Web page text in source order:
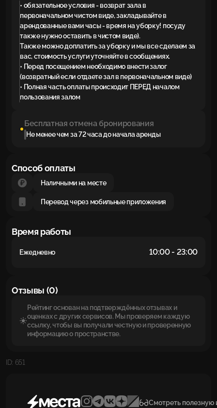
• обязательное условия - возврат зала в
первоначальном чистом виде, закладывайте в
арендованные вами часы - время на уборку! посуду
также нужно оставить в чистом виде).
Также можно доплатить за уборку и мы все сделаем за
вас, стоимость услуги уточняйте в сообщениях.
• Перед посещением необходимо внести залог
(возвратный если отдаете зал в первоначальном виде)
• Полная часть оплаты происходит ПЕРЕД началом
пользования залом
Бесплатная отмена бронирования
Не менее чем за 72 часа до начала аренды
Способ оплаты
Наличными на месте
Перевод через мобильные приложения
Время работы
Ежедневно 10:00 - 23:00
Отзывы (0)
Рейтинг основан на подтверждённых отзывах и
оценках с других сервисов. Мы проверяем каждую
ссылку, чтобы вы получали честную и проверенную
информацию о пространстве.
ID: 651
Смотреть